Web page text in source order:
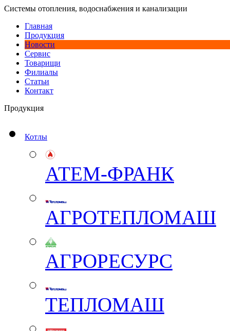
Системы отопления, водоснабжения и канализации
Главная
Продукция
Новости
Сервис
Товарищи
Филиалы
Статьи
Контакт
Продукция
Котлы
АТЕМ-ФРАНК
АГРОТЕПЛОМАШ
АГРОРЕСУРС
ТЕПЛОМАШ